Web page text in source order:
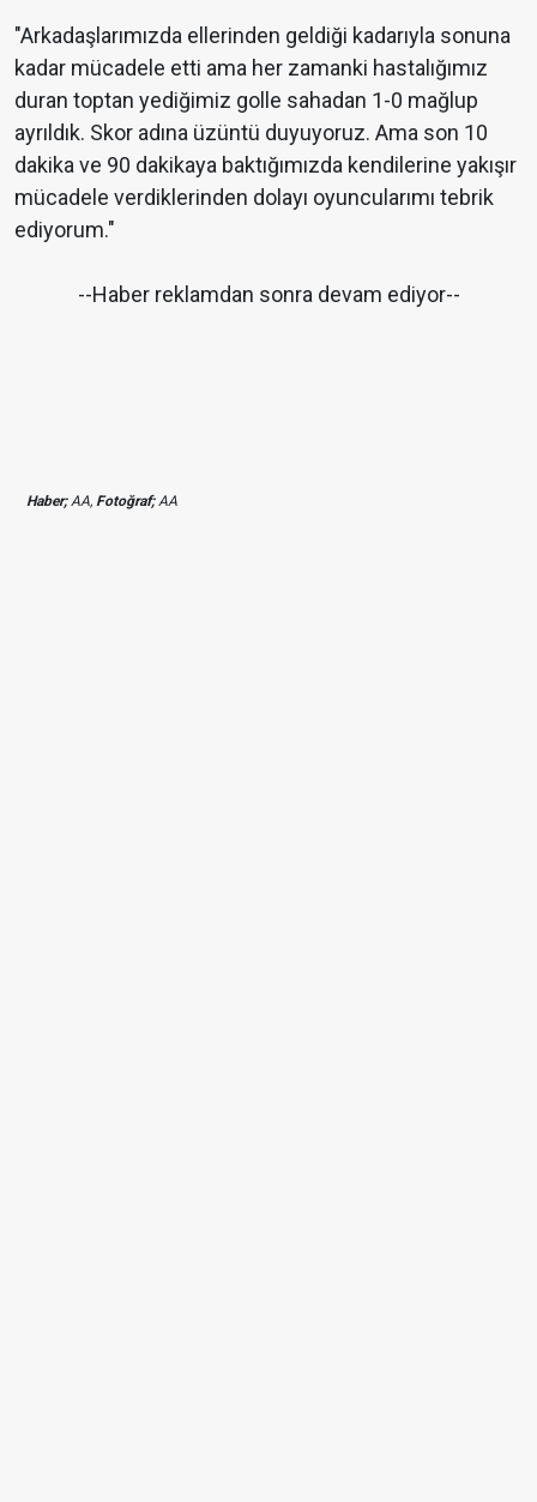
"Arkadaşlarımızda ellerinden geldiği kadarıyla sonuna
kadar mücadele etti ama her zamanki hastalığımız
duran toptan yediğimiz golle sahadan 1-0 mağlup
ayrıldık. Skor adına üzüntü duyuyoruz. Ama son 10
dakika ve 90 dakikaya baktığımızda kendilerine yakışır
mücadele verdiklerinden dolayı oyuncularımı tebrik
ediyorum."
--Haber reklamdan sonra devam ediyor--
Haber;AA, Fotoğraf;AA